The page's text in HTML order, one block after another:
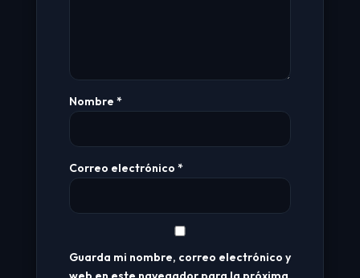
Nombre *
Correo electrónico *
Guarda mi nombre, correo electrónico y